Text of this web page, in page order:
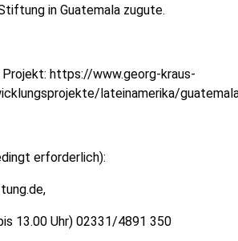
in Guatemala zugute.
Projekt: https://www.georg-kraus-
lateinamerika/
erforderlich):
13.00 Uhr) 02331/4891 350